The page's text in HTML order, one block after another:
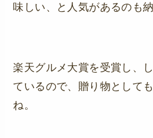
味しい、と人気があるのも納
楽天グルメ大賞を受賞し、
ているので、贈り物として
ね。